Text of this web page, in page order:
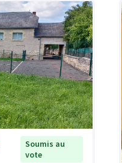
Soumis au
vote